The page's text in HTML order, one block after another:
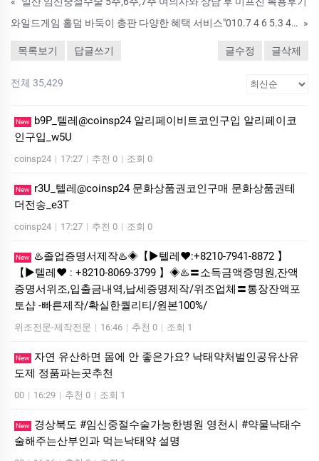
와일드게임 홀덤 바둑이 총판 다양한 혜택 서비스"010.7 4 6 5.3 4 6 4
»
목록보기 답글쓰기 글수정 글삭제
전체 35,429
New
b9P_텔레@coinsp24 알리페이비트코인구입 알리페이코
인구입_w5U
coinsp24 | 17:27 | 추천 0 | 조회 0
New
r3U_텔레@coinsp24 문화상품권코인구매 문화상품권테
더전송_e3T
coinsp24 | 17:27 | 추천 0 | 조회 0
New
♨️졸업증명서제작♨️◈【▶텔레♥:+8210-7941-8872 】
【▶텔레♥ : +8210-8069-3799 】◈♨️〓소득금액증명원,잔액
증명서위조,입출금내역,납세증명제작/위조업체〓통장잔액포
토샵 -빠른제작/확실한퀄리티/원본100%/
위조전문-제작전문 | 16:46 | 추천 0 | 조회 1
New
자연 유산하면 몸에 안 좋은가요? 낙태약처벌인공유산유
도제 정품파는곳추천
00 | 16:29 | 추천 0 | 조회 1
New
경상북도 #임신중절수술가능한병원 영천시 #약물낙태수
술해주는산부인과 먹는낙­태약 설명